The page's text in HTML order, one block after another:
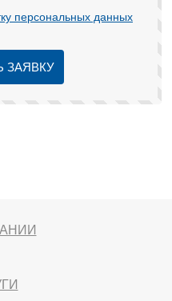
персональных данных
ЗАЯВКУ